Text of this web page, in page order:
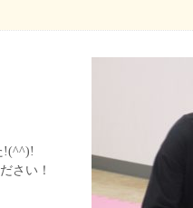
!(^^)!
さい！